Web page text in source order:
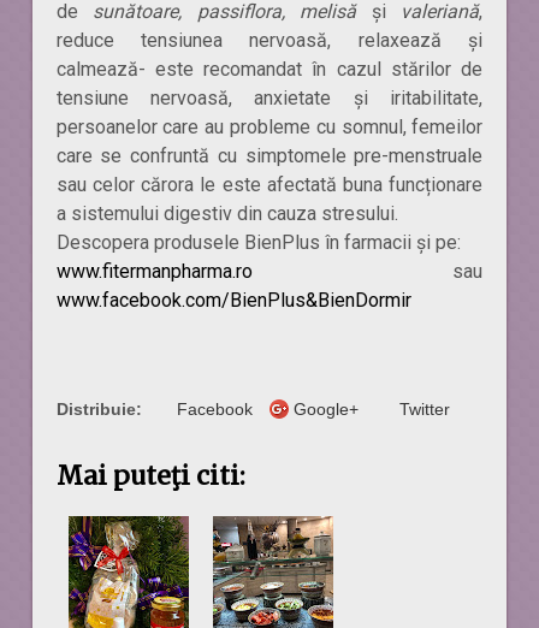
de sunătoare, passiflora, melisăși valeriană,
reduce tensiunea nervoasă, relaxează și
calmează- este recomandat în cazul stărilor de
tensiune nervoasă, anxietate și iritabilitate,
persoanelor care au probleme cu somnul, femeilor
care se confruntă cu simptomele pre-menstruale
sau celor cărora le este afectată buna funcționare
a sistemului digestiv din cauza stresului.
Descopera produsele BienPlus în farmacii și pe:
www.fitermanpharma.rosau
www.facebook.com/BienPlus&BienDormir
Distribuie: Facebook Google+ Twitter
Mai puteţi citi: